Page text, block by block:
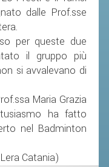
dalle Prof.sse
per queste due
il gruppo più
si avvalevano di
Maria Grazia
ha fatto
nel Badminton
Catania)
ON